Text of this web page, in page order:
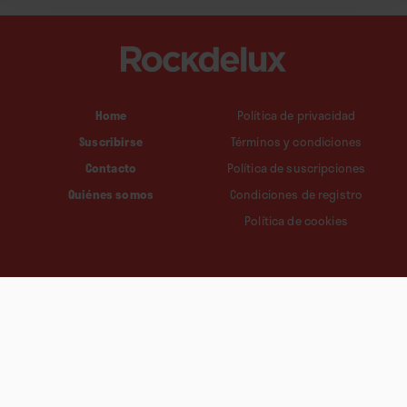
Home
Suscribirse
Contacto
Quiénes somos
Política de privacidad
Términos y condiciones
Política de suscripciones
Condiciones de registro
Política de cookies